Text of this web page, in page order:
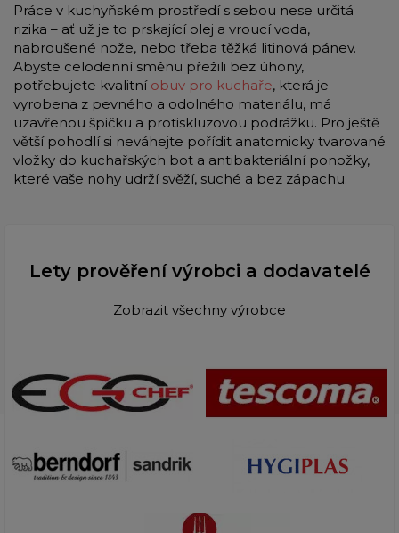
Práce v kuchyňském prostředí s sebou nese určitá
rizika – ať už je to prskající olej a vroucí voda,
nabroušené nože, nebo třeba těžká litinová pánev.
Abyste celodenní směnu přežili bez úhony,
potřebujete kvalitní obuv pro kuchaře, která je
vyrobena z pevného a odolného materiálu, má
uzavřenou špičku a protiskluzovou podrážku. Pro ještě
větší pohodlí si neváhejte pořídit anatomicky tvarované
vložky do kuchařských bot a antibakteriální ponožky,
které vaše nohy udrží svěží, suché a bez zápachu.
Lety prověření výrobci a dodavatelé
Zobrazit všechny výrobce